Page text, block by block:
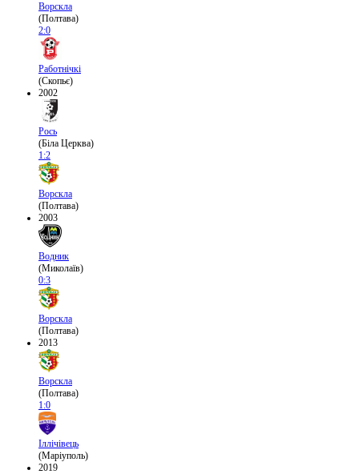
Ворскла
(Полтава)
2:0
Работнічкі
(Скопьє)
2002
Рось
(Біла Церква)
1:2
Ворскла
(Полтава)
2003
Водник
(Миколаїв)
0:3
Ворскла
(Полтава)
2013
Ворскла
(Полтава)
1:0
Іллічівець
(Маріуполь)
2019